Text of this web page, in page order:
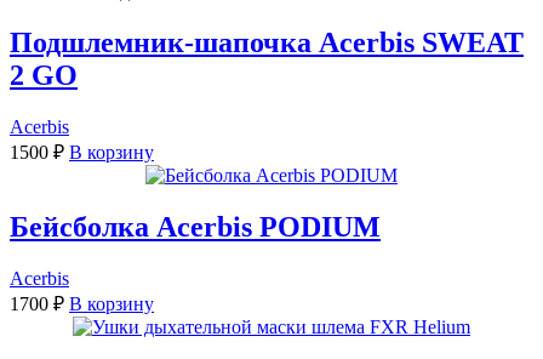
Подшлемник-шапочка Acerbis SWEAT
2 GO
Acerbis
1500 ₽ В корзину
Бейсболка Acerbis PODIUM
Acerbis
1700 ₽ В корзину